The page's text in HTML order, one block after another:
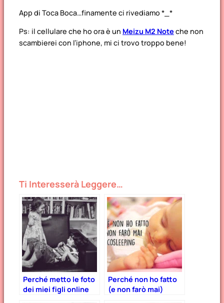
App di Toca Boca…finamente ci rivediamo *_*
Ps: il cellulare che ho ora è un Meizu M2 Note che non
scambierei con l’iphone, mi ci trovo troppo bene!
Ti Interesserà Leggere…
Perché metto le foto
dei miei figli online
Perché non ho fatto
(e non farò mai)